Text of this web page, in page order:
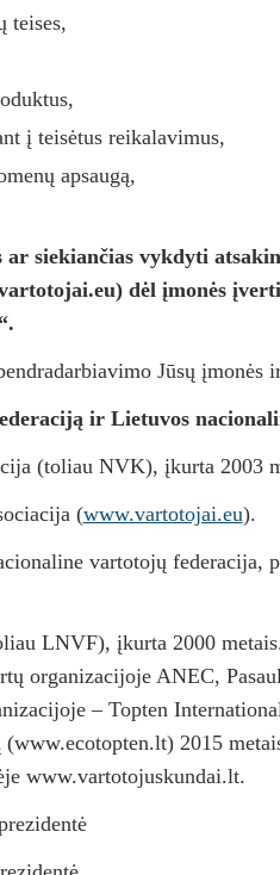
teises,
į teisėtus reikalavimus,
apsaugą,
ar siekiančias vykdyti
dėl įmonės
Jūsų įmonės ir
ir Lietuvos
NVK), įkurta 2003
(www.vartotojai.eu).
vartotojų
LNVF), įkurta 2000
organizacijoje ANEC,
– Topten
2015
www.vartotojuskundai.lt.